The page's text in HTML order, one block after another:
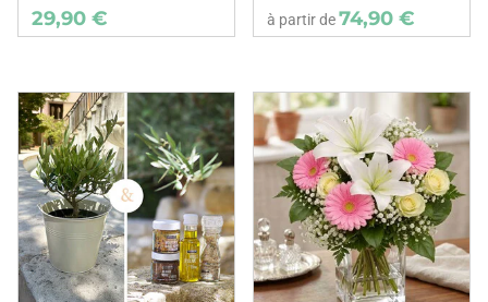
29,90 € à partir de74,90 €